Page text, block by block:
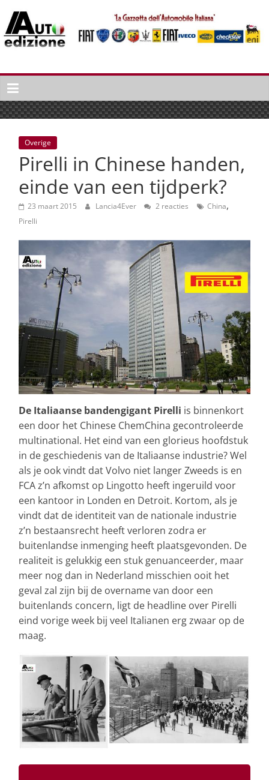
naar
inhoud
Auto
Edizione
La
Gazetta
dell'Automobile
Italiana
Italiaans
autonieuws
lifestyle
Overige
Pirelli in Chinese handen,
einde van een tijdperk?
23 maart 2015 Lancia4Ever 2 reacties China,
Pirelli
De Italiaanse bandengigant Pirelli is binnenkort
een door het Chinese ChemChina gecontroleerde
multinational. Het eind van een glorieus hoofdstuk
in de geschiedenis van de Italiaanse industrie? Wel
als je ook vindt dat Volvo niet langer Zweeds is en
FCA z’n afkomst op Lingotto heeft ingeruild voor
een kantoor in Londen en Detroit. Kortom, als je
vindt dat de identiteit van de nationale industrie
z’n bestaansrecht heeft verloren zodra er
buitenlandse inmenging heeft plaatsgevonden. De
realiteit is gelukkig een stuk genuanceerder, maar
meer nog dan in Nederland misschien ooit het
geval zal zijn bij de overname van door een
buitenlands concern, ligt de headline over Pirelli
eind vorige week bij veel Italianen erg zwaar op de
maag.